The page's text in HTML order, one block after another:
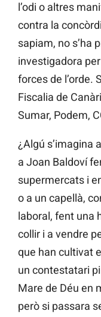
l’odi o altres
contra la
sapiam, no s’ha
investigadora
forces de l’orde.
Fiscalia de
Sumar, Podem,
¿Algú s’imagina
a Joan Baldoví
supermercats i
o a un capellà,
laboral, fent una
collir i a vendre
que han cultivat
un contestatari
Mare de Déu en
però si passara